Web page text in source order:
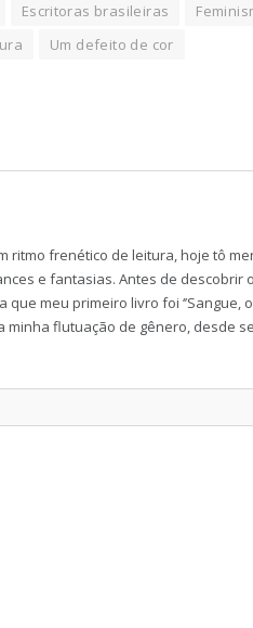
Escritoras brasileiras
Um defeito de cor
ritmo frenético de leitura, hoje tô
e fantasias. Antes de
meu primeiro livro foi ‘’Sangue,
minha flutuação de gênero, desde